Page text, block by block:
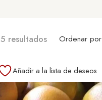
5 resultados Ordenar por
Añadir a la lista de deseos